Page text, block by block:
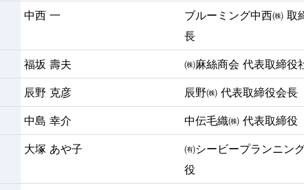
中西 一
ブルーミング中西㈱ 取
長
福坂 壽夫 ㈱麻絲商会 代表取締役
辰野 克彦 辰野㈱ 代表取締役会長
中島 幸介 中伝毛織㈱ 代表取締役
大塚 あや子
㈲シービープランニン
役